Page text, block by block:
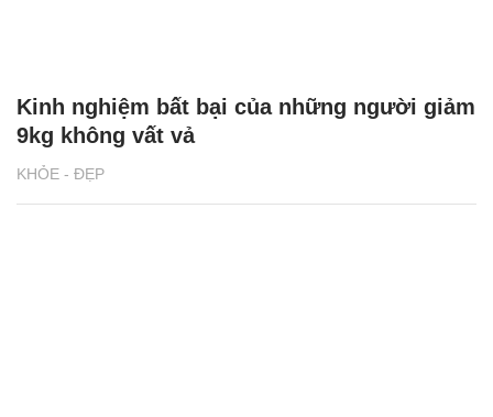
KHỎE - ĐẸP
Kinh nghiệm bất bại của những người giảm
9kg không vất vả